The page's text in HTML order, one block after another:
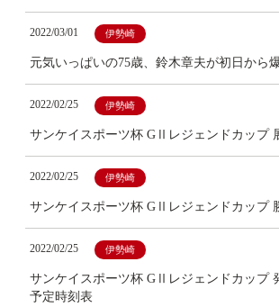
2022/03/01 伊勢崎
元気いっぱいの75歳、鈴木章夫が初日から
2022/02/25 伊勢崎
サンケイスポーツ杯 GⅡレジェンドカップ
2022/02/25 伊勢崎
サンケイスポーツ杯 GⅡレジェンドカップ
2022/02/25 伊勢崎
サンケイスポーツ杯 GⅡレジェンドカップ
予定時刻表